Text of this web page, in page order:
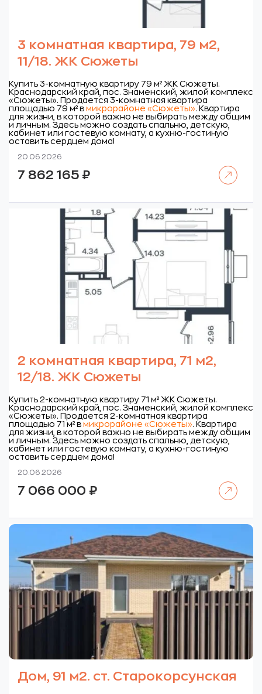
3 комнатная квартира, 79 м2,
11/18. ЖК Сюжеты
Купить 3-комнатную квартиру 79 м² ЖК Сюжеты.
Краснодарский край, пос. Знаменский, жилой комплекс
«Сюжеты». Продается 3-комнатная квартира
площадью 79 м² в микрорайоне «Сюжеты». Квартира
для жизни, в которой важно не выбирать между общим
и личным. Здесь можно создать спальню, детскую,
кабинет или гостевую комнату, а кухню-гостиную
оставить сердцем дома!
20.06.2026
7 862 165 ₽
2 комнатная квартира, 71 м2,
12/18. ЖК Сюжеты
Купить 2-комнатную квартиру 71 м² ЖК Сюжеты.
Краснодарский край, пос. Знаменский, жилой комплекс
«Сюжеты». Продается 2-комнатная квартира
площадью 71 м² в микрорайоне «Сюжеты». Квартира
для жизни, в которой важно не выбирать между общим
и личным. Здесь можно создать спальню, детскую,
кабинет или гостевую комнату, а кухню-гостиную
оставить сердцем дома!
20.06.2026
7 066 000 ₽
Дом, 91 м2. ст. Старокорсунская